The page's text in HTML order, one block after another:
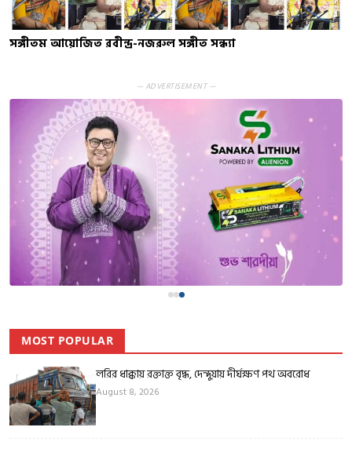
সঙ্গীতম আয়োজিত রবীন্দ্র-নজরুল সঙ্গীত সন্ধ্যা
— ADVERTISEMENT —
MOST POPULAR
লরির ধাক্কায় রক্তাক্ত বৃদ্ধ, দেন্দুয়ায় দীর্ঘক্ষণ পথ অবরোধ
August 8, 2026